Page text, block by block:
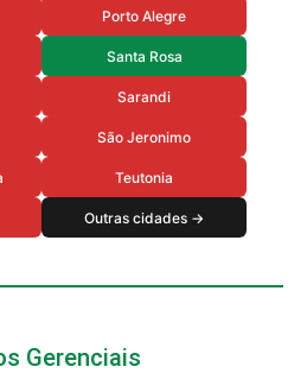
Porto Alegre
Santa Rosa
Sarandi
São Jeronimo
Teutonia
Outras cidades →
Gerenciais